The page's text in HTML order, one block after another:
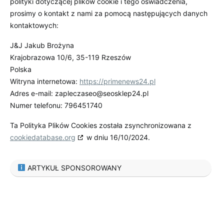
prosimy o kontakt z nami za pomocą następujących danych
kontaktowych:
J&J Jakub Brożyna
Krajobrazowa 10/6, 35-119 Rzeszów
Polska
Witryna internetowa: https://primenews24.pl
Adres e-mail: zapleczaseo@seosklep24.pl
Numer telefonu: 796451740
Ta Polityka Plików Cookies została zsynchronizowana z
cookiedatabase.org
w dniu 16/10/2024.
ARTYKUŁ SPONSOROWANY